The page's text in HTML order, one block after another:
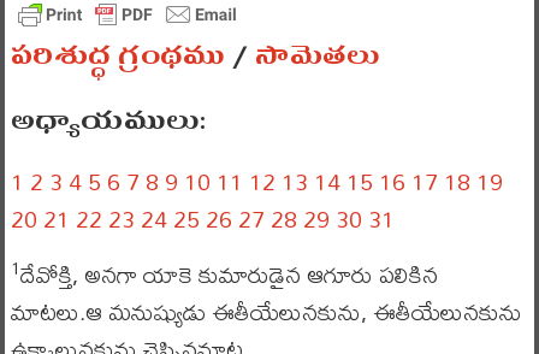
పరిశుద్ధ గ్రంథము/సామెతలు
అధ్యాయములు:
1 23456789 10 11 12 13 1415 16 17 18 19
2021 22232425262728293031
1దేవోక్తి, అనగా యాకె కుమారుడైన ఆగూరు పలికిన
మాటలు.ఆ మనుష్యుడు ఈతీయేలునకును, ఈతీయేలునకును